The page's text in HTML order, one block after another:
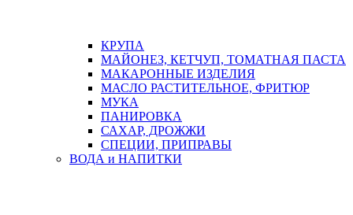
КРУПА
МАЙОНЕЗ, КЕТЧУП, ТОМАТНАЯ ПАСТА
МАКАРОННЫЕ ИЗДЕЛИЯ
МАСЛО РАСТИТЕЛЬНОЕ, ФРИТЮР
МУКА
ПАНИРОВКА
САХАР, ДРОЖЖИ
СПЕЦИИ, ПРИПРАВЫ
ВОДА и НАПИТКИ